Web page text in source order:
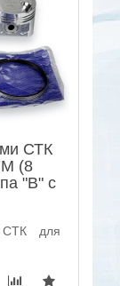
СТК
(8
"B" с
СТК для